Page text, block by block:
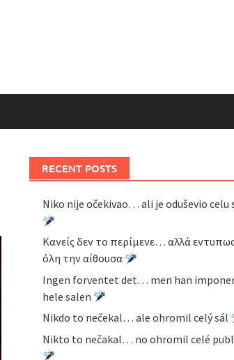
RECENT POSTS
Niko nije očekivao… ali je oduševio celu
Κανείς δεν το περίμενε… αλλά
όλη την αίθουσα
Ingen forventet det… men han
hele salen
Nikdo to nečekal… ale ohromil celý sál
Nikto to nečakal… no ohromil celé